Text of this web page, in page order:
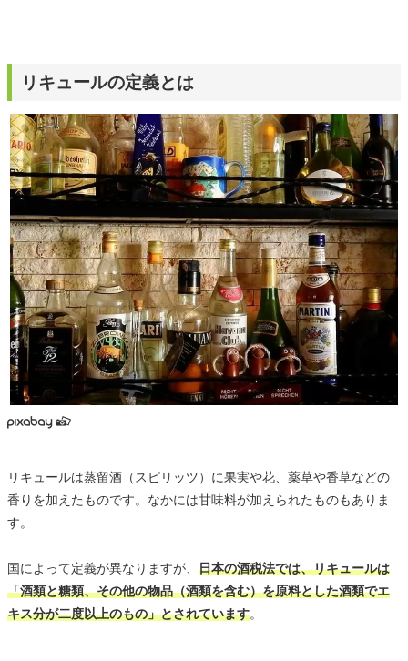
リキュールの定義とは
リキュールは蒸留酒（スピリッツ）に果実や花、薬草や香草などの
香りを加えたものです。なかには甘味料が加えられたものもありま
す。
国によって定義が異なりますが、 日本の酒税法では、リキュールは
「酒類と糖類、その他の物品（酒類を含む）を原料とした酒類でエ
キス分が二度以上のもの」とされています。